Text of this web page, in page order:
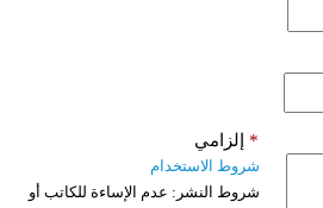
إلزامي *
شروط الاستخدام
شروط النشر: عدم الإساءة للكاتب أو